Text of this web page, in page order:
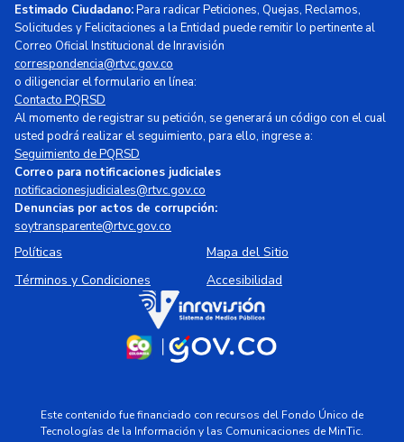
Estimado Ciudadano:Para radicar Peticiones, Quejas, Reclamos,
Solicitudes y Felicitaciones a la Entidad puede remitir lo pertinente al
Correo Oficial Institucional de Inravisión
correspondencia@rtvc.gov.co
o diligenciar el formulario en línea:
Contacto PQRSD
Al momento de registrar su petición, se generará un código con el cual
usted podrá realizar el seguimiento, para ello, ingrese a:
Seguimiento de PQRSD
Correo para notificaciones judiciales
notificacionesjudiciales@rtvc.gov.co
Denuncias por actos de corrupción:
soytransparente@rtvc.gov.co
Políticas
Mapa del Sitio
Términos y Condiciones
Accesibilidad
Este contenido fue financiado con recursos del Fondo Único de
Tecnologías de la Información y las Comunicaciones de MinTic.